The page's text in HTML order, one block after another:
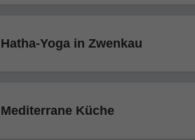
Hatha-Yoga in Zwenkau
Mediterrane Küche